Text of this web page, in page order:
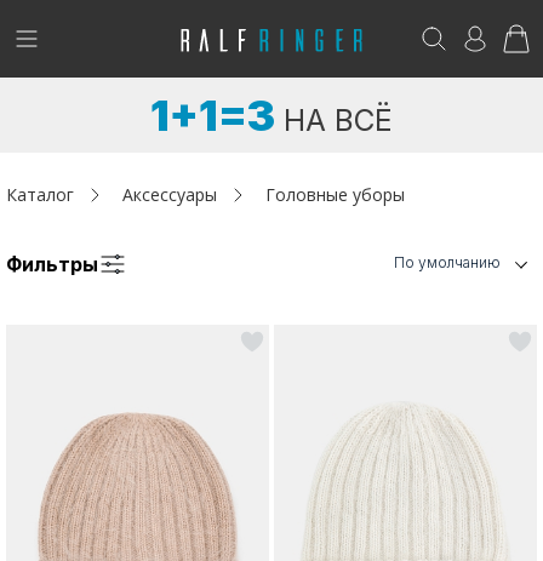
!
Женщинам
Акции / Новости
Адреса магазинов
Возникли вопросы? - club@ralf.ru
1+1=3 НА ВСЁ
Каталог Аксессуары Головные уборы
Фильтры По умолчанию